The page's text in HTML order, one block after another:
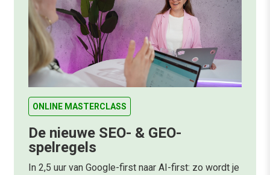
ONLINE MASTERCLASS
De nieuwe SEO- & GEO-
spelregels
In 2,5 uur van Google-first naar AI-first: zo wordt je